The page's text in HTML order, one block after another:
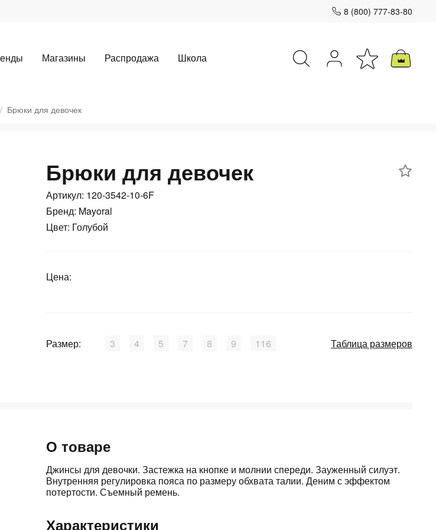
8 (800) 777-83-80
Магазины Распродажа Школа
Брюки для девочек
Брюки для девочек
Артикул: 120-3542-10-6F
Бренд: Mayoral
Цвет: Голубой
Цена:
Размер: 3 4 5 7 8 9 116 Таблица размеров
О товаре
Джинсы для девочки. Застежка на кнопке и молнии спереди. Зауженный силуэт.
Внутренняя регулировка пояса по размеру обхвата талии. Деним с эффектом
потертости. Съемный ремень.
Характеристики
только